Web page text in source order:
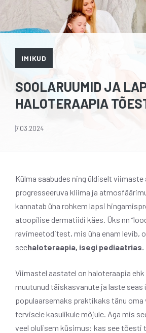
IMIKUD
SOOLARUUMID JA
HALOTERAAPIA
7.03.2024
Külma saabudes ning üldiselt
progresseeruva kliima ja
kannatab üha rohkem lapsi
atoopilise dermatiidi käes. Üks nn
ravimeetoditest, mis üha enam levib,
seehaloteraapia, isegi pediaatrias.
Viimastel aastatel on haloteraapia
muutunud täiskasvanute ja laste seas
populaarsemaks praktikaks tänu oma
tervisele kasulikule mõjule. Aga mis
veel olulisem küsimus: kas see tõesti